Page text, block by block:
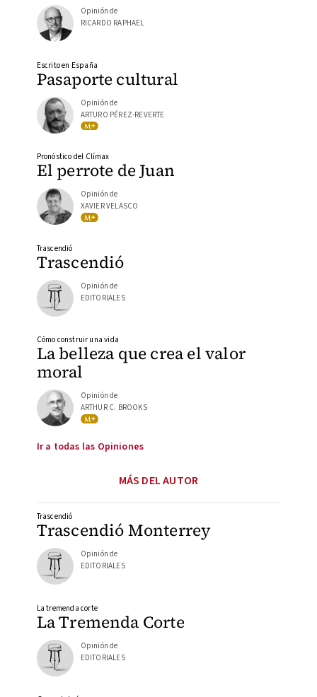
Opinión de
RICARDO RAPHAEL
Pasaporte cultural
Escrito en España
Opinión de
ARTURO PÉREZ-REVERTE
El perrote de Juan
Pronóstico del Clímax
Opinión de
XAVIER VELASCO
Trascendió
Trascendió
Opinión de
EDITORIALES
La belleza que crea el valor
moral
Cómo construir una vida
Opinión de
ARTHUR C. BROOKS
Ir a todas las Opiniones
MÁS DEL AUTOR
Trascendió Monterrey
Trascendió
Opinión de
EDITORIALES
La Tremenda Corte
La tremenda corte
Opinión de
EDITORIALES